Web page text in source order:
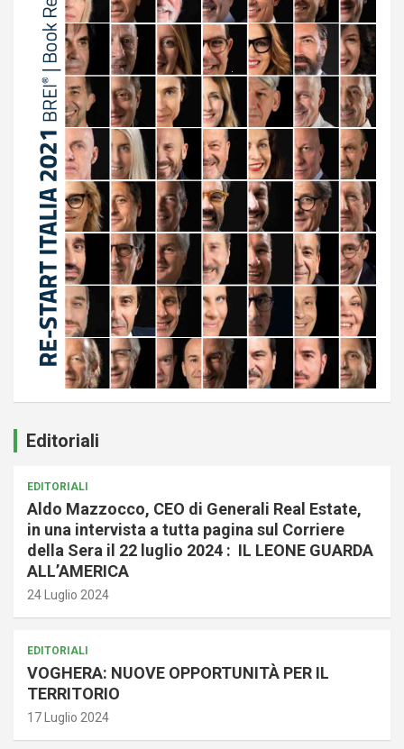
Editoriali
EDITORIALI
Aldo Mazzocco, CEO di Generali Real Estate,
in una intervista a tutta pagina sul Corriere
della Sera il 22 luglio 2024 : IL LEONE GUARDA
ALL’AMERICA
24 Luglio 2024
EDITORIALI
VOGHERA: NUOVE OPPORTUNITÀ PER IL
TERRITORIO
17 Luglio 2024